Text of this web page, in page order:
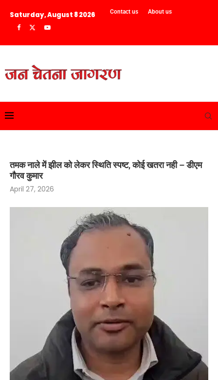
Saturday, August 8 2026 Contact us About us
तमक नाले में झील को लेकर स्थिति स्पष्ट, कोई खतरा नही – डीएम
गौरव कुमार
April 27, 2026